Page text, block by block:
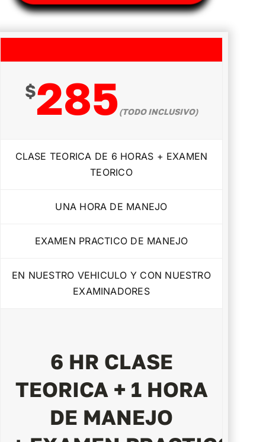
$285(TODO INCLUSIVO)
CLASE TEORICA DE 6 HORAS + EXAMEN
TEORICO
UNA HORA DE MANEJO
EXAMEN PRACTICO DE MANEJO
EN NUESTRO VEHICULO Y CON NUESTRO
EXAMINADORES
6 HR CLASE
TEORICA + 1 HORA
DE MANEJO